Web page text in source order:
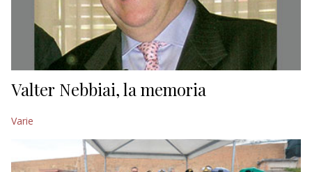
Valter Nebbiai, la memoria
Varie